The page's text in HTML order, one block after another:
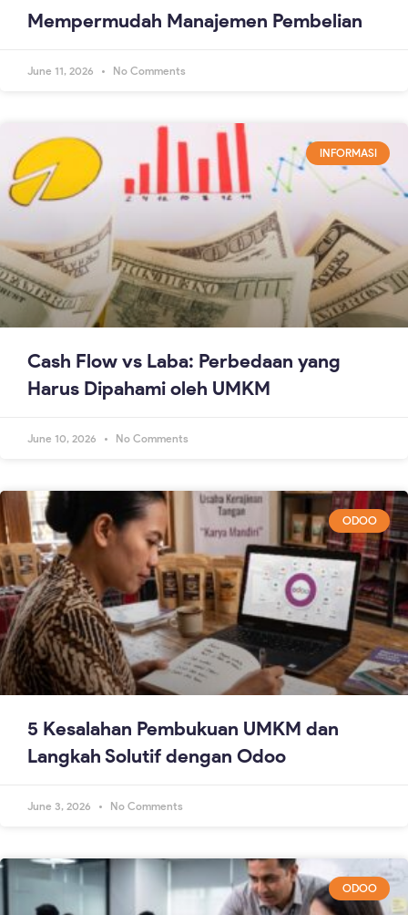
Mempermudah Manajemen Pembelian
June 11, 2026 No Comments
INFORMASI
Cash Flow vs Laba: Perbedaan yang
Harus Dipahami oleh UMKM
June 10, 2026 No Comments
ODOO
5 Kesalahan Pembukuan UMKM dan
Langkah Solutif dengan Odoo
June 3, 2026 No Comments
ODOO